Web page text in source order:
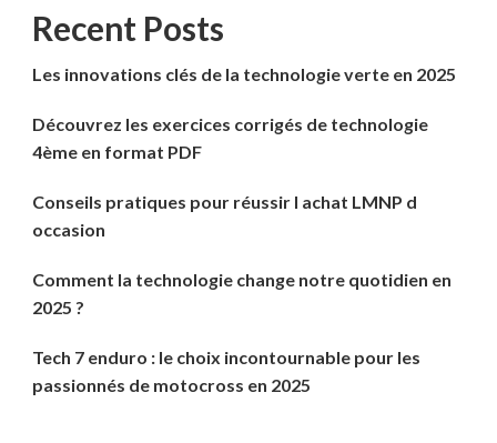
Recent Posts
Les innovations clés de la technologie verte en 2025
Découvrez les exercices corrigés de technologie
4ème en format PDF
Conseils pratiques pour réussir l achat LMNP d
occasion
Comment la technologie change notre quotidien en
2025 ?
Tech 7 enduro : le choix incontournable pour les
passionnés de motocross en 2025